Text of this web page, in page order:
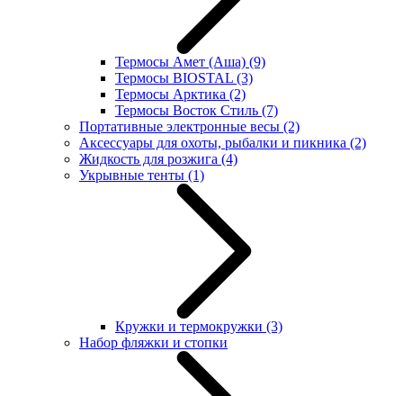
Термосы Амет (Аша) (9)
Термосы BIOSTAL (3)
Термосы Арктика (2)
Термосы Восток Стиль (7)
Портативные электронные весы (2)
Аксессуары для охоты, рыбалки и пикника (2)
Жидкость для розжига (4)
Укрывные тенты (1)
Кружки и термокружки (3)
Набор фляжки и стопки